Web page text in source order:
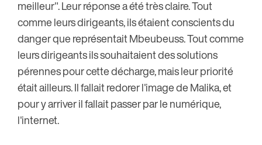
meilleur". Leur réponse a été très claire. Tout
comme leurs dirigeants, ils étaient conscients du
danger que représentait Mbeubeuss. Tout comme
leurs dirigeants ils souhaitaient des solutions
pérennes pour cette décharge, mais leur priorité
était ailleurs. Il fallait redorer l'image de Malika, et
pour y arriver il fallait passer par le numérique,
l'internet.